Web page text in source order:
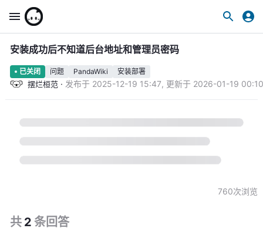
安装成功后不知道后台地址和管理员密码
已关闭 问题 PandaWiki 安装部署
摆烂桓范 · 发布于 2025-12-19 15:47, 更新于 2026-01-19 00:10
760次浏览
共 2 条回答